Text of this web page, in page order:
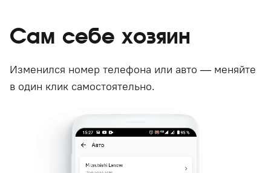
Сам себе хозяин
Изменился номер телефона или авто — меняйте
в один клик самостоятельно.